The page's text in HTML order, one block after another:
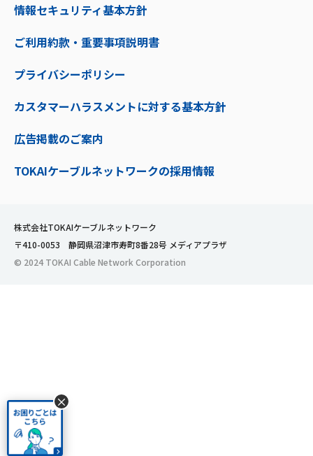
情報セキュリティ基本方針
ご利用約款・重要事項説明書
プライバシーポリシー
カスタマーハラスメントに対する基本方針
広告掲載のご案内
TOKAIケーブルネットワークの採用情報
株式会社TOKAIケーブルネットワーク
〒410-0053 静岡県沼津市寿町8番28号 メディアプラザ
© 2024 TOKAI Cable Network Corporation
×